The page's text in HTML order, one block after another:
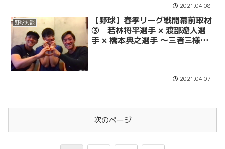
2021.04.08
野球対談
【野球】春季リーグ戦開幕前取材
③ 若林将平選手 × 渡部遼人選
手 × 橋本典之選手 〜三者三様！
2021.04.07
次のページ